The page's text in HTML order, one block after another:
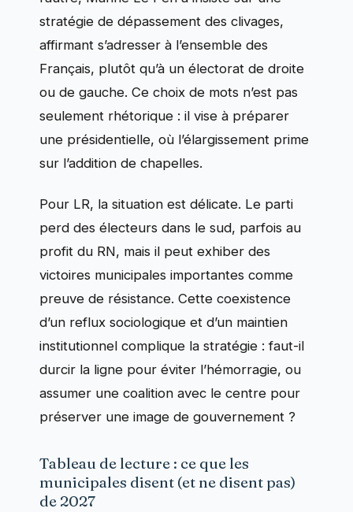
stratégie de dépassement des clivages,
affirmant s’adresser à l’ensemble des
Français, plutôt qu’à un électorat de droite
ou de gauche. Ce choix de mots n’est pas
seulement rhétorique : il vise à préparer
une présidentielle, où l’élargissement prime
sur l’addition de chapelles.
Pour LR, la situation est délicate. Le parti
perd des électeurs dans le sud, parfois au
profit du RN, mais il peut exhiber des
victoires municipales importantes comme
preuve de résistance. Cette coexistence
d’un reflux sociologique et d’un maintien
institutionnel complique la stratégie : faut-il
durcir la ligne pour éviter l’hémorragie, ou
assumer une coalition avec le centre pour
préserver une image de gouvernement ?
Tableau de lecture : ce que les
municipales disent (et ne disent pas)
de 2027